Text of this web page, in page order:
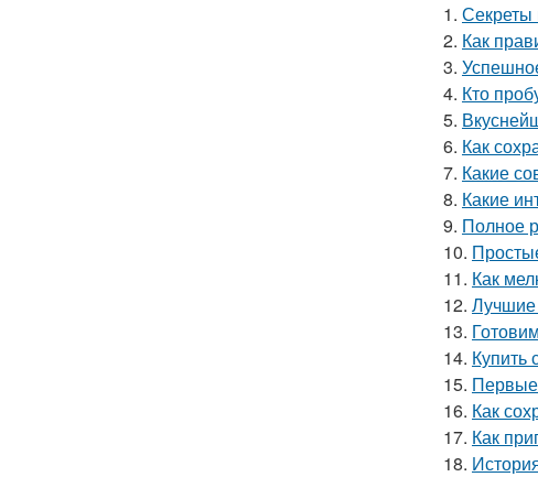
1. Секреты
2. Как
3.
4. Кто
5.
6. Как
7. Какие
8. Какие
9. Полное
10.
11. Как
12. Лучшие
13.
14. Купить
15.
16. Как
17. Как
18.